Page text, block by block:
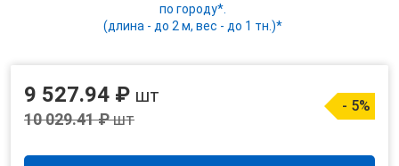
по городу*.
(длина - до 2 м, вес - до 1 тн.)*
9 527.94 ₽ шт
10 029.41 ₽шт
- 5%